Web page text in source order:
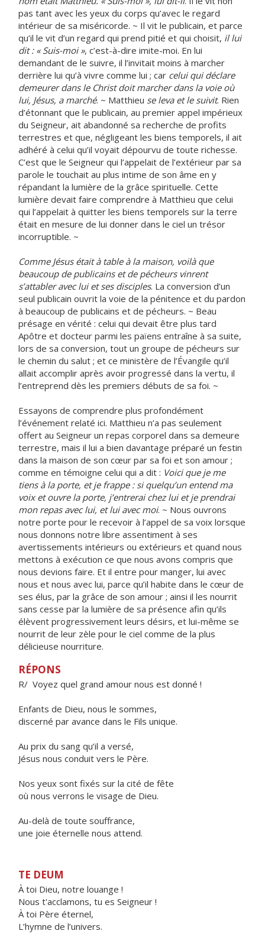
pas tant avec les yeux du corps qu’avec le regard
intérieur de sa miséricorde. ~ Il vit le publicain, et parce
qu’il le vit d’un regard qui prend pitié et qui choisit, il lui
dit : « Suis-moi », c’est-à-dire imite-moi. En lui
demandant de le suivre, il l’invitait moins à marcher
derrière lui qu’à vivre comme lui ; car celui qui déclare
demeurer dans le Christ doit marcher dans la voie où
lui, Jésus, a marché. ~ Matthieu se leva et le suivit. Rien
d’étonnant que le publicain, au premier appel impérieux
du Seigneur, ait abandonné sa recherche de profits
terrestres et que, négligeant les biens temporels, il ait
adhéré à celui qu’il voyait dépourvu de toute richesse.
C’est que le Seigneur qui l’appelait de l’extérieur par sa
parole le touchait au plus intime de son âme en y
répandant la lumière de la grâce spirituelle. Cette
lumière devait faire comprendre à Matthieu que celui
qui l’appelait à quitter les biens temporels sur la terre
était en mesure de lui donner dans le ciel un trésor
incorruptible. ~
Comme Jésus était à table à la maison, voilà que
beaucoup de publicains et de pécheurs vinrent
s’attabler avec lui et ses disciples. La conversion d’un
seul publicain ouvrit la voie de la pénitence et du pardon
à beaucoup de publicains et de pécheurs. ~ Beau
présage en vérité : celui qui devait être plus tard
Apôtre et docteur parmi les païens entraîne à sa suite,
lors de sa conversion, tout un groupe de pécheurs sur
le chemin du salut ; et ce ministère de l’Évangile qu’il
allait accomplir après avoir progressé dans la vertu, il
l’entreprend dès les premiers débuts de sa foi. ~
Essayons de comprendre plus profondément
l’événement relaté ici. Matthieu n’a pas seulement
offert au Seigneur un repas corporel dans sa demeure
terrestre, mais il lui a bien davantage préparé un festin
dans la maison de son cœur par sa foi et son amour ;
comme en témoigne celui qui a dit : Voici que je me
tiens à la porte, et je frappe : si quelqu’un entend ma
voix et ouvre la porte, j’entrerai chez lui et je prendrai
mon repas avec lui, et lui avec moi. ~ Nous ouvrons
notre porte pour le recevoir à l’appel de sa voix lorsque
nous donnons notre libre assentiment à ses
avertissements intérieurs ou extérieurs et quand nous
mettons à exécution ce que nous avons compris que
nous devions faire. Et il entre pour manger, lui avec
nous et nous avec lui, parce qu’il habite dans le cœur de
ses élus, par la grâce de son amour ; ainsi il les nourrit
sans cesse par la lumière de sa présence afin qu’ils
élèvent progressivement leurs désirs, et lui-même se
nourrit de leur zèle pour le ciel comme de la plus
délicieuse nourriture.
RÉPONS
R/ Voyez quel grand amour nous est donné !
Enfants de Dieu, nous le sommes,
discerné par avance dans le Fils unique.
Au prix du sang qu’il a versé,
Jésus nous conduit vers le Père.
Nos yeux sont fixés sur la cité de fête
où nous verrons le visage de Dieu.
Au-delà de toute souffrance,
une joie éternelle nous attend.
TE DEUM
À toi Dieu, notre louange !
Nous t'acclamons, tu es Seigneur !
À toi Père éternel,
L’hymne de l’univers.